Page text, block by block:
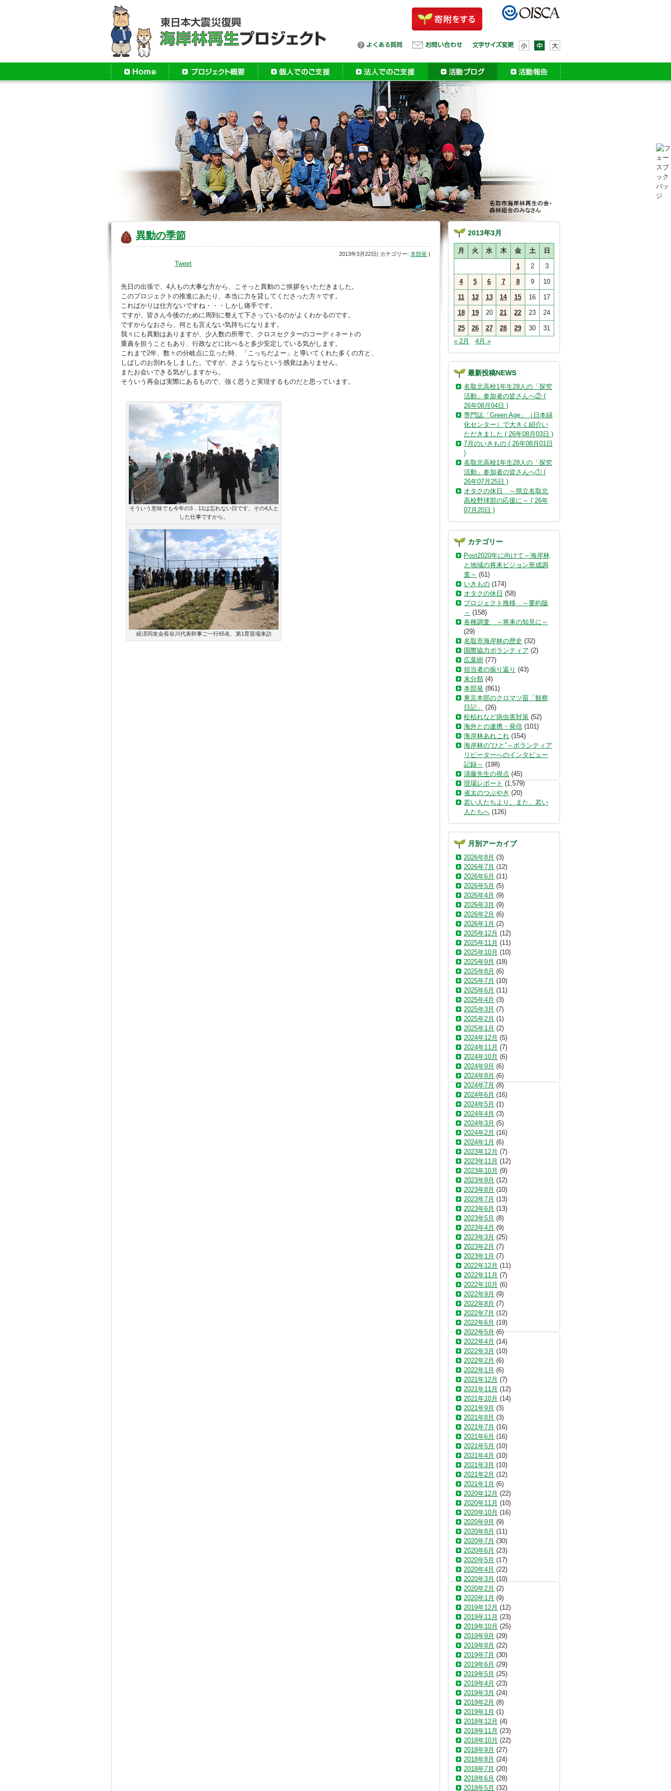
異動の季節
2013年3月22日( カテゴリー: 本部発 )
Tweet
先日の出張で、4人もの大事な方から、こそっと異動のご挨拶をいただきました。
このプロジェクトの推進にあたり、本当に力を貸してくださった方々です。
こればかりは仕方ないですね・・・しかし痛手です。
ですが、皆さん今後のために周到に整えて下さっているのがよくわかるのです。
ですからなおさら、何とも言えない気持ちになります。
我々にも異動はありますが、少人数の所帯で、クロスセクターのコーディネートの
重責を担うこともあり、行政などに比べると多少安定している気がします。
これまで2年、数々の分岐点に立った時、「こっちだよー」と導いてくれた多くの方と、
しばしのお別れをしました。ですが、さようならという感覚はありません。
またお会いできる気がしますから。
そういう再会は実際にあるもので、強く思うと実現するものだと思っています。
そういう意味でも今年の3．11は忘れない日です。その4人と
した仕事ですから。
経済同友会長谷川代表幹事ご一行65名、第1育苗場来訪
2013年3月
月 火 水 木 金 土 日
1 2 3
4 5 6 7 8 9 10
11 12 13 14 15 16 17
18 19 20 21 22 23 24
25 26 27 28 29 30
31
« 2月
4月 »
最新投稿NEWS
名取北高校1年生28人の「探究
活動」参加者の皆さんへ② (
26年08月04日 )
専門誌「Green Age」（日本緑
化センター）で大きく紹介い
ただきました ( 26年08月03日 )
7月のいきもの ( 26年08月01日
)
名取北高校1年生28人の「探究
活動」参加者の皆さんへ① (
26年07月25日 )
オタクの休日 ～県立名取北
高校野球部の応援に～ ( 26年
07月20日 )
カテゴリー
Post2020年に向けて～海岸林
と地域の将来ビジョン形成調
査～ (61)
いきもの (174)
オタクの休日 (58)
プロジェクト推移 ～要約版
～ (158)
各種調査 ～将来の知見に～
(29)
名取市海岸林の歴史 (32)
国際協力ボランティア (2)
広葉樹 (77)
担当者の振り返り (43)
未分類 (4)
本部発 (861)
東京本部のクロマツ苗「観察
日記」
(26)
松枯れなど病虫害対策 (52)
海外との連携・発信 (101)
海岸林あれこれ (154)
海岸林の“ひと”～ボランティア
リピーターへのインタビュー
記録～ (198)
清藤先生の視点 (45)
現場レポート (1,579)
省太のつぶやき (20)
若い人たちより。また、若い
人たちへ (126)
月別アーカイブ
2026年8月 (3)
2026年7月 (12)
2026年6月 (11)
2026年5月 (5)
2026年4月 (9)
2026年3月 (9)
2026年2月 (6)
2026年1月 (2)
2025年12月 (12)
2025年11月 (11)
2025年10月 (10)
2025年9月 (18)
2025年8月 (6)
2025年7月 (10)
2025年6月 (11)
2025年4月 (3)
2025年3月 (7)
2025年2月 (1)
2025年1月 (2)
2024年12月 (5)
2024年11月 (7)
2024年10月 (6)
2024年9月 (6)
2024年8月 (6)
2024年7月 (8)
2024年6月 (16)
2024年5月 (1)
2024年4月 (3)
2024年3月 (5)
2024年2月 (16)
2024年1月 (6)
2023年12月 (7)
2023年11月 (12)
2023年10月 (9)
2023年9月 (12)
2023年8月 (10)
2023年7月 (13)
2023年6月 (13)
2023年5月 (8)
2023年4月 (9)
2023年3月 (25)
2023年2月 (7)
2023年1月 (7)
2022年12月 (11)
2022年11月 (7)
2022年10月 (6)
2022年9月 (9)
2022年8月 (7)
2022年7月 (12)
2022年6月 (19)
2022年5月 (6)
2022年4月 (14)
2022年3月 (10)
2022年2月 (6)
2022年1月 (6)
2021年12月 (7)
2021年11月 (12)
2021年10月 (14)
2021年9月 (3)
2021年8月 (3)
2021年7月 (16)
2021年6月 (16)
2021年5月 (10)
2021年4月 (10)
2021年3月 (10)
2021年2月 (12)
2021年1月 (6)
2020年12月 (22)
2020年11月 (10)
2020年10月 (16)
2020年9月 (9)
2020年8月 (11)
2020年7月 (30)
2020年6月 (23)
2020年5月 (17)
2020年4月 (22)
2020年3月 (10)
2020年2月 (2)
2020年1月 (9)
2019年12月 (12)
2019年11月 (23)
2019年10月 (25)
2019年9月 (29)
2019年8月 (22)
2019年7月 (30)
2019年6月 (29)
2019年5月 (25)
2019年4月 (23)
2019年3月 (24)
2019年2月 (8)
2019年1月 (1)
2018年12月 (4)
2018年11月 (23)
2018年10月 (22)
2018年9月 (27)
2018年8月 (24)
2018年7月 (20)
2018年6月 (28)
2018年5月 (32)